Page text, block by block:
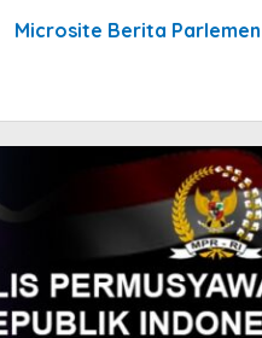
Microsite Berita Parlemen